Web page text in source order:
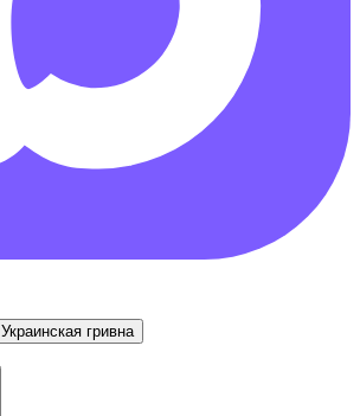
Украинская гривна